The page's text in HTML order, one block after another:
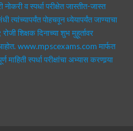
व स्पर्धा परीक्षेत जास्तीत-जास्त
पोहचवून ध्येयापर्यंत जाण्याचा
शिक्षक दिनाच्या शुभ मुहूर्तावर
www.mpscexams.com मार्फत
स्पर्धा परीक्षांचा अभ्यास करणार्‍या